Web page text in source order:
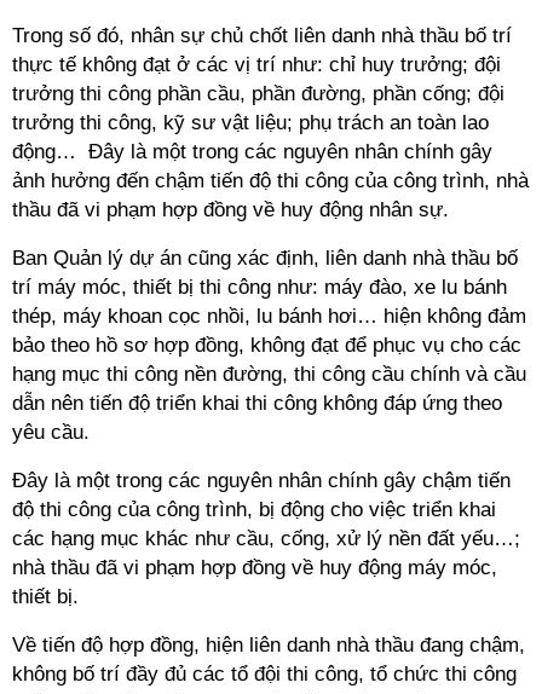
Trong số đó, nhân sự chủ chốt liên danh nhà thầu bố trí
thực tế không đạt ở các vị trí như: chỉ huy trưởng; đội
trưởng thi công phần cầu, phần đường, phần cống; đội
trưởng thi công, kỹ sư vật liệu; phụ trách an toàn lao
động… Đây là một trong các nguyên nhân chính gây
ảnh hưởng đến chậm tiến độ thi công của công trình, nhà
thầu đã vi phạm hợp đồng về huy động nhân sự.
Ban Quản lý dự án cũng xác định, liên danh nhà thầu bố
trí máy móc, thiết bị thi công như: máy đào, xe lu bánh
thép, máy khoan cọc nhồi, lu bánh hơi… hiện không đảm
bảo theo hồ sơ hợp đồng, không đạt để phục vụ cho các
hạng mục thi công nền đường, thi công cầu chính và cầu
dẫn nên tiến độ triển khai thi công không đáp ứng theo
yêu cầu.
Đây là một trong các nguyên nhân chính gây chậm tiến
độ thi công của công trình, bị động cho việc triển khai
các hạng mục khác như cầu, cống, xử lý nền đất yếu…;
nhà thầu đã vi phạm hợp đồng về huy động máy móc,
thiết bị.
Về tiến độ hợp đồng, hiện liên danh nhà thầu đang chậm,
không bố trí đầy đủ các tổ đội thi công, tổ chức thi công